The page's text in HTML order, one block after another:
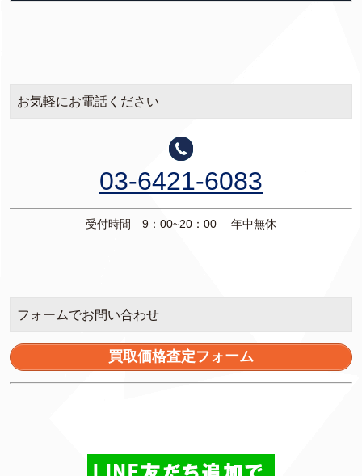
お気軽にお電話ください
03-6421-6083
受付時間 9：00~20：00 年中無休
フォームでお問い合わせ
買取価格査定フォーム